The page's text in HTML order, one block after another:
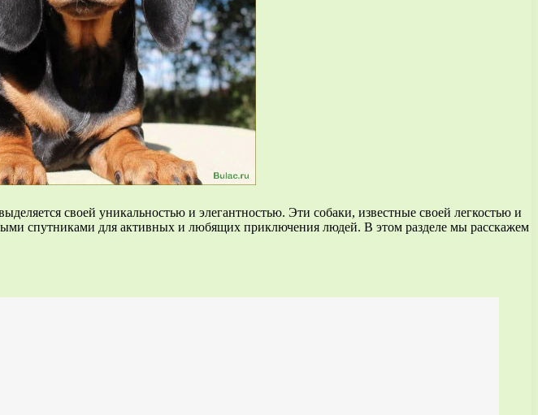
своей уникальностью и элегантностью. Эти собаки, известные своей легкостью и
спутниками для активных и любящих приключения людей. В этом разделе мы расскажем